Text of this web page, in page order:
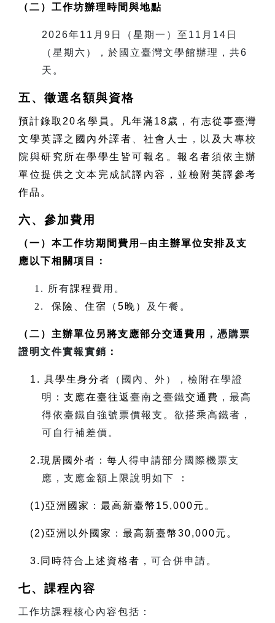
（二）工作坊辦理時間與地點
2026年11 月 9 日（星期一）至 11 月 14 日
（星期六），於國立臺灣文學館辦理，共6
天。
五、徵選名額與資格
預計錄取20名學員。凡年滿18歲，有志從事臺灣
文學英譯之國內外譯者 、 社會人士 ，以 及大專校
院與研究所在學學生皆可報名。報名者須依主辦
單位提供之文本完成試譯內容，並檢附英譯參考
作品。
六、參加費用
（一）本工作坊期間費用 ─由主辦單位安排及支
應以下相關項目：
所有課程 費用。
保險、住宿（ 5晚） 及午餐。
（二）主辦單位另將支應部分交通費用
，憑購票
證明文件實報實銷 ：
1.具學生身分者
（國內、外），檢附在學證
明
：支應在臺往返 臺南之 臺鐵交通費 ，最高
得依臺鐵自強號票價報支 。 欲搭乘高鐵者，
可自行補差價。
2.現居國外者：每人得申請部分國際機票支
應，支應金額上限說明如下
：
(1)亞洲國家 ：最高新臺幣 15,000元。
(2)亞洲以外國家 ：最高新臺幣30,000元。
3. 同時符合上述資格者， 可合併申請。
七、課程內容
工作坊課程核心內容包括：